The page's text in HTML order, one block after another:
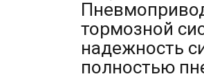
тормозной
надежность
полностью